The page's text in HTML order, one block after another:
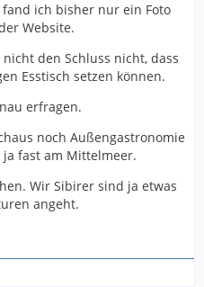
ich bisher nur ein Foto
Website.
den Schluss nicht, dass
Esstisch setzen können.
erfragen.
noch Außengastronomie
fast am Mittelmeer.
Wir Sibirer sind ja etwas
angeht.